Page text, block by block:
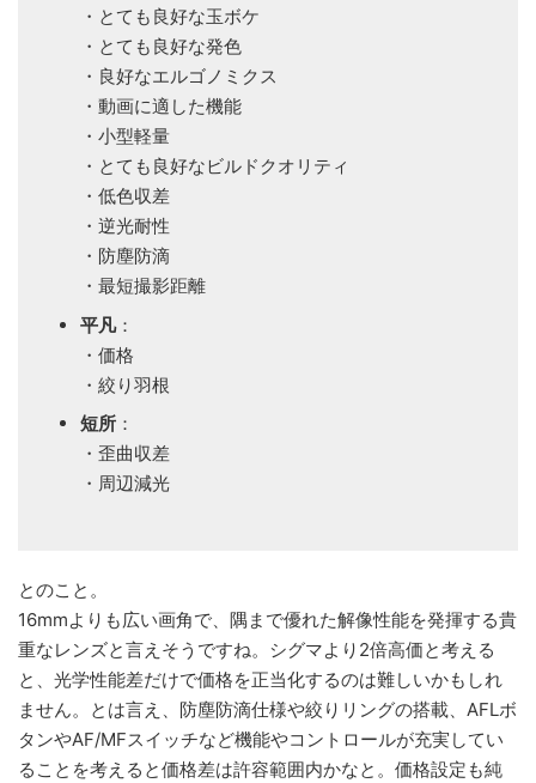
・とても良好な玉ボケ
・とても良好な発色
・良好なエルゴノミクス
・動画に適した機能
・小型軽量
・とても良好なビルドクオリティ
・低色収差
・逆光耐性
・防塵防滴
・最短撮影距離
平凡：
・価格
・絞り羽根
短所 ：
・歪曲収差
・周辺減光
とのこと。
16mmよりも広い画角で、隅まで優れた解像性能を発揮する貴
重なレンズと言えそうですね。シグマより2倍高価と考える
と、光学性能差だけで価格を正当化するのは難しいかもしれ
ません。とは言え、防塵防滴仕様や絞りリングの搭載、AFLボ
タンやAF/MFスイッチなど機能やコントロールが充実してい
ることを考えると価格差は許容範囲内かなと。価格設定も純